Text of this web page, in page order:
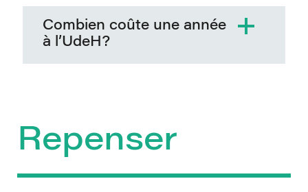
Combien coûte une année
à l’UdeH?
Repenser